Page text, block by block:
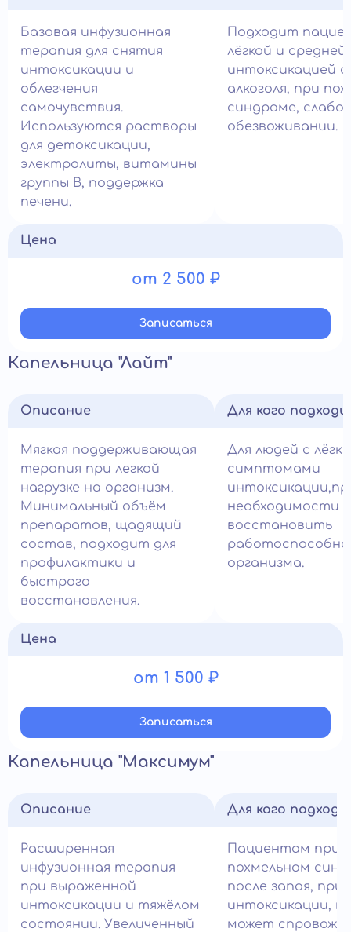
Базовая инфузионная
терапия для снятия
интоксикации и
облегчения
самочувствия.
Используются растворы
для детоксикации,
электролиты, витамины
группы B, поддержка
печени.
Подходит
лёгкой и средней
интоксикацией
алкоголя, при
синдроме,
обезвоживании.
Цена
от 2 500 ₽
Записатьcя
Капельница "Лайт"
Описание
Мягкая поддерживающая
терапия при легкой
нагрузке на организм.
Минимальный объём
препаратов, щадящий
состав, подходит для
профилактики и
быстрого
восстановления.
Для кого
Для людей с
симптомами
необходимости
восстановить
организма.
Цена
от 1 500 ₽
Записатьcя
Капельница "Максимум"
Описание
Расширенная
инфузионная терапия
при выраженной
интоксикации и тяжёлом
состоянии. Увеличенный
Для кого
Пациентам при
похмельном
после запоя, при
интоксикации,
может